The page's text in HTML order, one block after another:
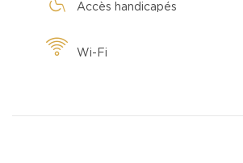
Accès handicapés
Wi-Fi